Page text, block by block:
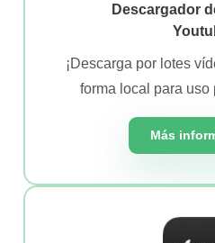
Descargador
¡Descarga por lotes
forma local para uso
Más